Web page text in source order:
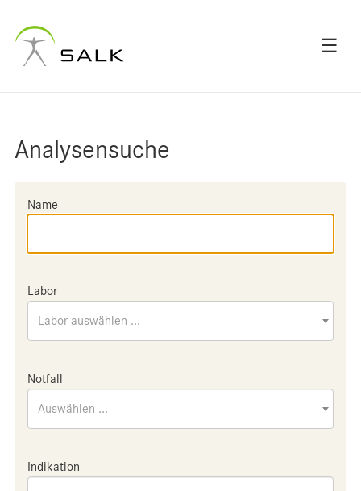
☰
Analysensuche
Name
Labor
Labor auswählen ...
Notfall
Auswählen ...
Indikation